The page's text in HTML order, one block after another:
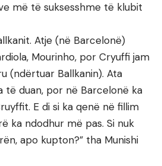
më të suksesshme të klubit
Atje (në Barcelonë)
Mourinho, por Cryuffi jam
(ndërtuar Ballkanin). Ata
të duan, por në Barcelonë ka
E di si ka qenë në fillim
ka ndodhur më pas. Si nuk
apo kupton?” tha Munishi